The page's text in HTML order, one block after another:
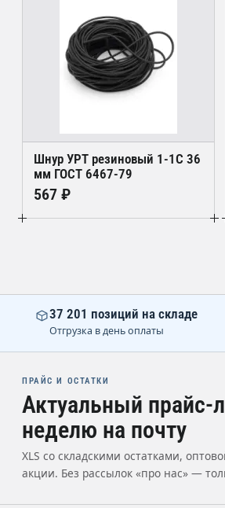
Шнур УРТ резиновый 1-1С 36
мм ГОСТ 6467-79
567 ₽
37 201 позиций на складе
Отгрузка в день оплаты
ПРАЙС И ОСТАТКИ
Актуальный прайс-
неделю на почту
XLS со складскими остатками,
акции. Без рассылок «про нас» —